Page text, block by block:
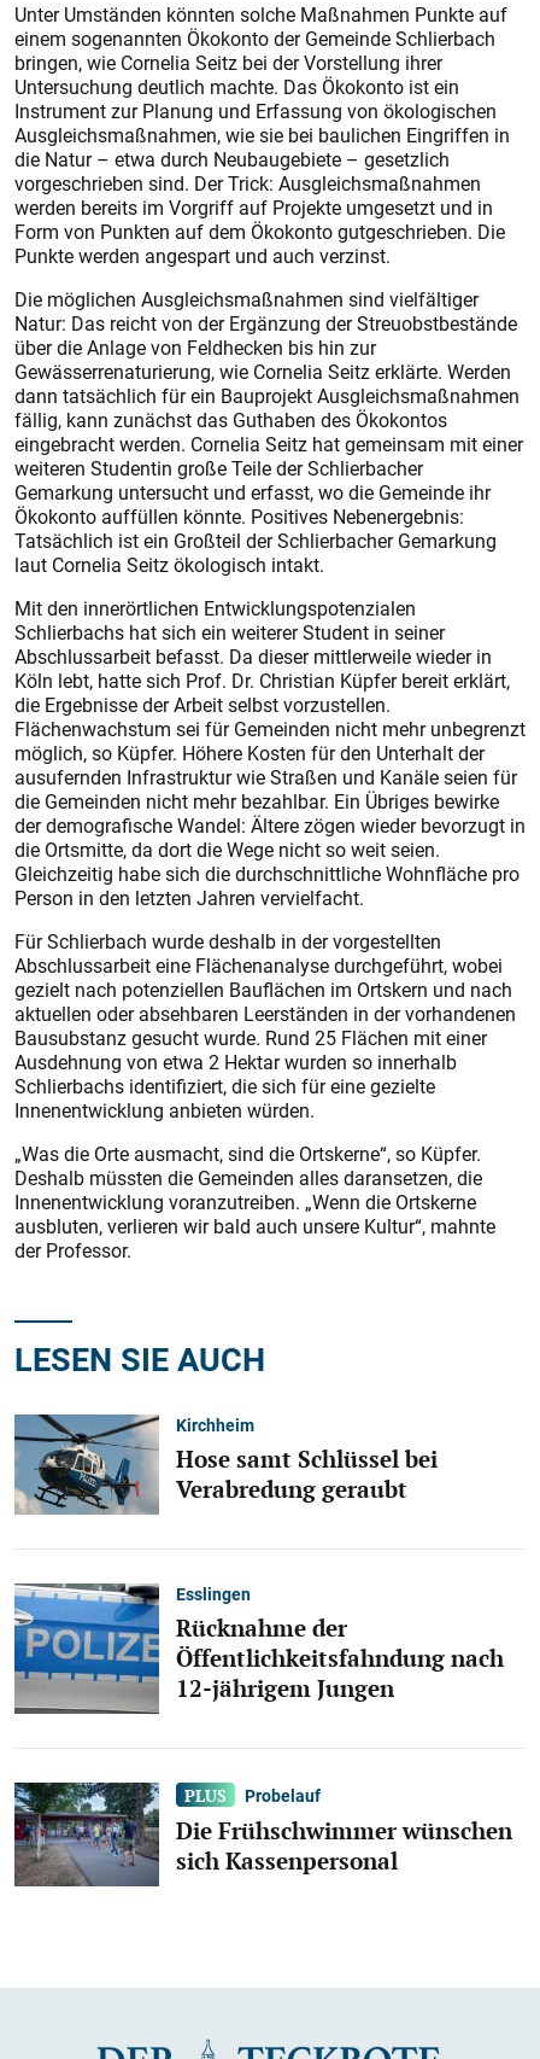
Unter Umständen könnten solche Maßnahmen Punkte auf
einem sogenannten Ökokonto der Gemeinde Schlierbach
bringen, wie Cornelia Seitz bei der Vorstellung ihrer
Untersuchung deutlich machte. Das Ökokonto ist ein
Instrument zur Planung und Erfassung von ökologischen
Ausgleichsmaßnahmen, wie sie bei baulichen Eingriffen in
die Natur – etwa durch Neubaugebiete – gesetzlich
vorgeschrieben sind. Der Trick: Ausgleichsmaßnahmen
werden bereits im Vorgriff auf Projekte umgesetzt und in
Form von Punkten auf dem Ökokonto gutgeschrieben. Die
Punkte werden angespart und auch verzinst.
Die möglichen Ausgleichsmaßnahmen sind vielfältiger
Natur: Das reicht von der Ergänzung der Streuobstbestände
über die Anlage von Feldhecken bis hin zur
Gewässerrenaturierung, wie Cornelia Seitz erklärte. Werden
dann tatsächlich für ein Bauprojekt Ausgleichsmaßnahmen
fällig, kann zunächst das Guthaben des Ökokontos
eingebracht werden. Cornelia Seitz hat gemeinsam mit einer
weiteren Studentin große Teile der Schlierbacher
Gemarkung untersucht und erfasst, wo die Gemeinde ihr
Ökokonto auffüllen könnte. Positives Nebenergebnis:
Tatsächlich ist ein Großteil der Schlierbacher Gemarkung
laut Cornelia Seitz ökologisch intakt.
Mit den innerörtlichen Entwicklungspotenzialen
Schlierbachs hat sich ein weiterer Student in seiner
Abschlussarbeit befasst. Da dieser mittlerweile wieder in
Köln lebt, hatte sich Prof. Dr. Christian Küpfer bereit erklärt,
die Ergebnisse der Arbeit selbst vorzustellen.
Flächenwachstum sei für Gemeinden nicht mehr unbegrenzt
möglich, so Küpfer. Höhere Kosten für den Unterhalt der
ausufernden Infrastruktur wie Straßen und Kanäle seien für
die Gemeinden nicht mehr bezahlbar. Ein Übriges bewirke
der demografische Wandel: Ältere zögen wieder bevorzugt in
die Ortsmitte, da dort die Wege nicht so weit seien.
Gleichzeitig habe sich die durchschnittliche Wohnfläche pro
Person in den letzten Jahren vervielfacht.
Für Schlierbach wurde deshalb in der vorgestellten
Abschlussarbeit eine Flächenanalyse durchgeführt, wobei
gezielt nach potenziellen Bauflächen im Ortskern und nach
aktuellen oder absehbaren Leerständen in der vorhandenen
Bausubstanz gesucht wurde. Rund 25 Flächen mit einer
Ausdehnung von etwa 2 Hektar wurden so innerhalb
Schlierbachs identifiziert, die sich für eine gezielte
Innenentwicklung anbieten würden.
„Was die Orte ausmacht, sind die Ortskerne“, so Küpfer.
Deshalb müssten die Gemeinden alles daransetzen, die
Innenentwicklung voranzutreiben. „Wenn die Ortskerne
ausbluten, verlieren wir bald auch unsere Kultur“, mahnte
der Professor.
LESEN SIE AUCH
Kirchheim
Hose samt Schlüssel bei
Verabredung geraubt
Esslingen
Rücknahme der
Öffentlichkeitsfahndung nach
12-jährigem Jungen
Probelauf
Die Frühschwimmer wünschen
sich Kassenpersonal